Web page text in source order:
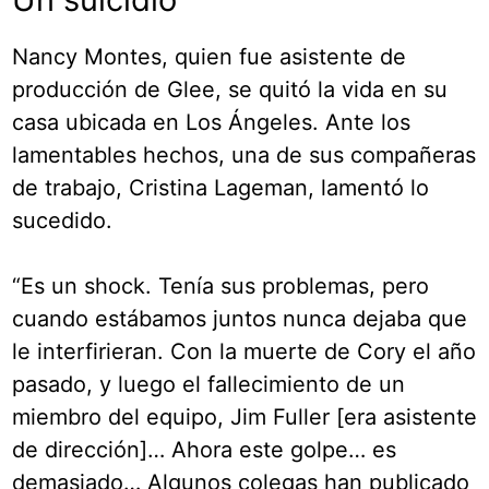
Nancy Montes, quien fue asistente de
producción de Glee, se quitó la vida en su
casa ubicada en Los Ángeles. Ante los
lamentables hechos, una de sus compañeras
de trabajo, Cristina Lageman, lamentó lo
sucedido.
“Es un shock. Tenía sus problemas, pero
cuando estábamos juntos nunca dejaba que
le interfirieran. Con la muerte de Cory el año
pasado, y luego el fallecimiento de un
miembro del equipo, Jim Fuller [era asistente
de dirección]… Ahora este golpe… es
demasiado… Algunos colegas han publicado